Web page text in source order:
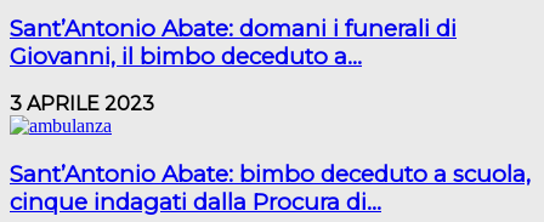
Sant’Antonio Abate: domani i funerali di
Giovanni, il bimbo deceduto a...
3 APRILE 2023
Sant’Antonio Abate: bimbo deceduto a scuola,
cinque indagati dalla Procura di...